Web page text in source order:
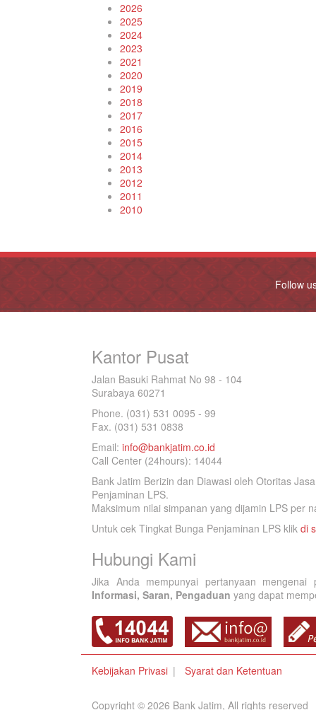
2026
2025
2024
2023
2021
2020
2019
2018
2017
2016
2015
2014
2013
2012
2011
2010
Follow
Kantor Pusat
Jalan Basuki Rahmat No 98 - 104
Surabaya 60271
Phone. (031) 531 0095 - 99
Fax. (031) 531 0838
Email: info@bankjatim.co.id
Call Center (24hours): 14044
Bank Jatim Berizin dan Diawasi oleh Otoritas
Penjaminan LPS.
Maksimum nilai simpanan yang dijamin LPS per
Untuk cek Tingkat Bunga Penjaminan LPS klik di
Hubungi Kami
Jika Anda mempunyai pertanyaan
Informasi, Saran, Pengaduan yang dapat
Kebijakan Privasi Syarat dan Ketentuan
Copyright © 2026 Bank Jatim, All rights reserved